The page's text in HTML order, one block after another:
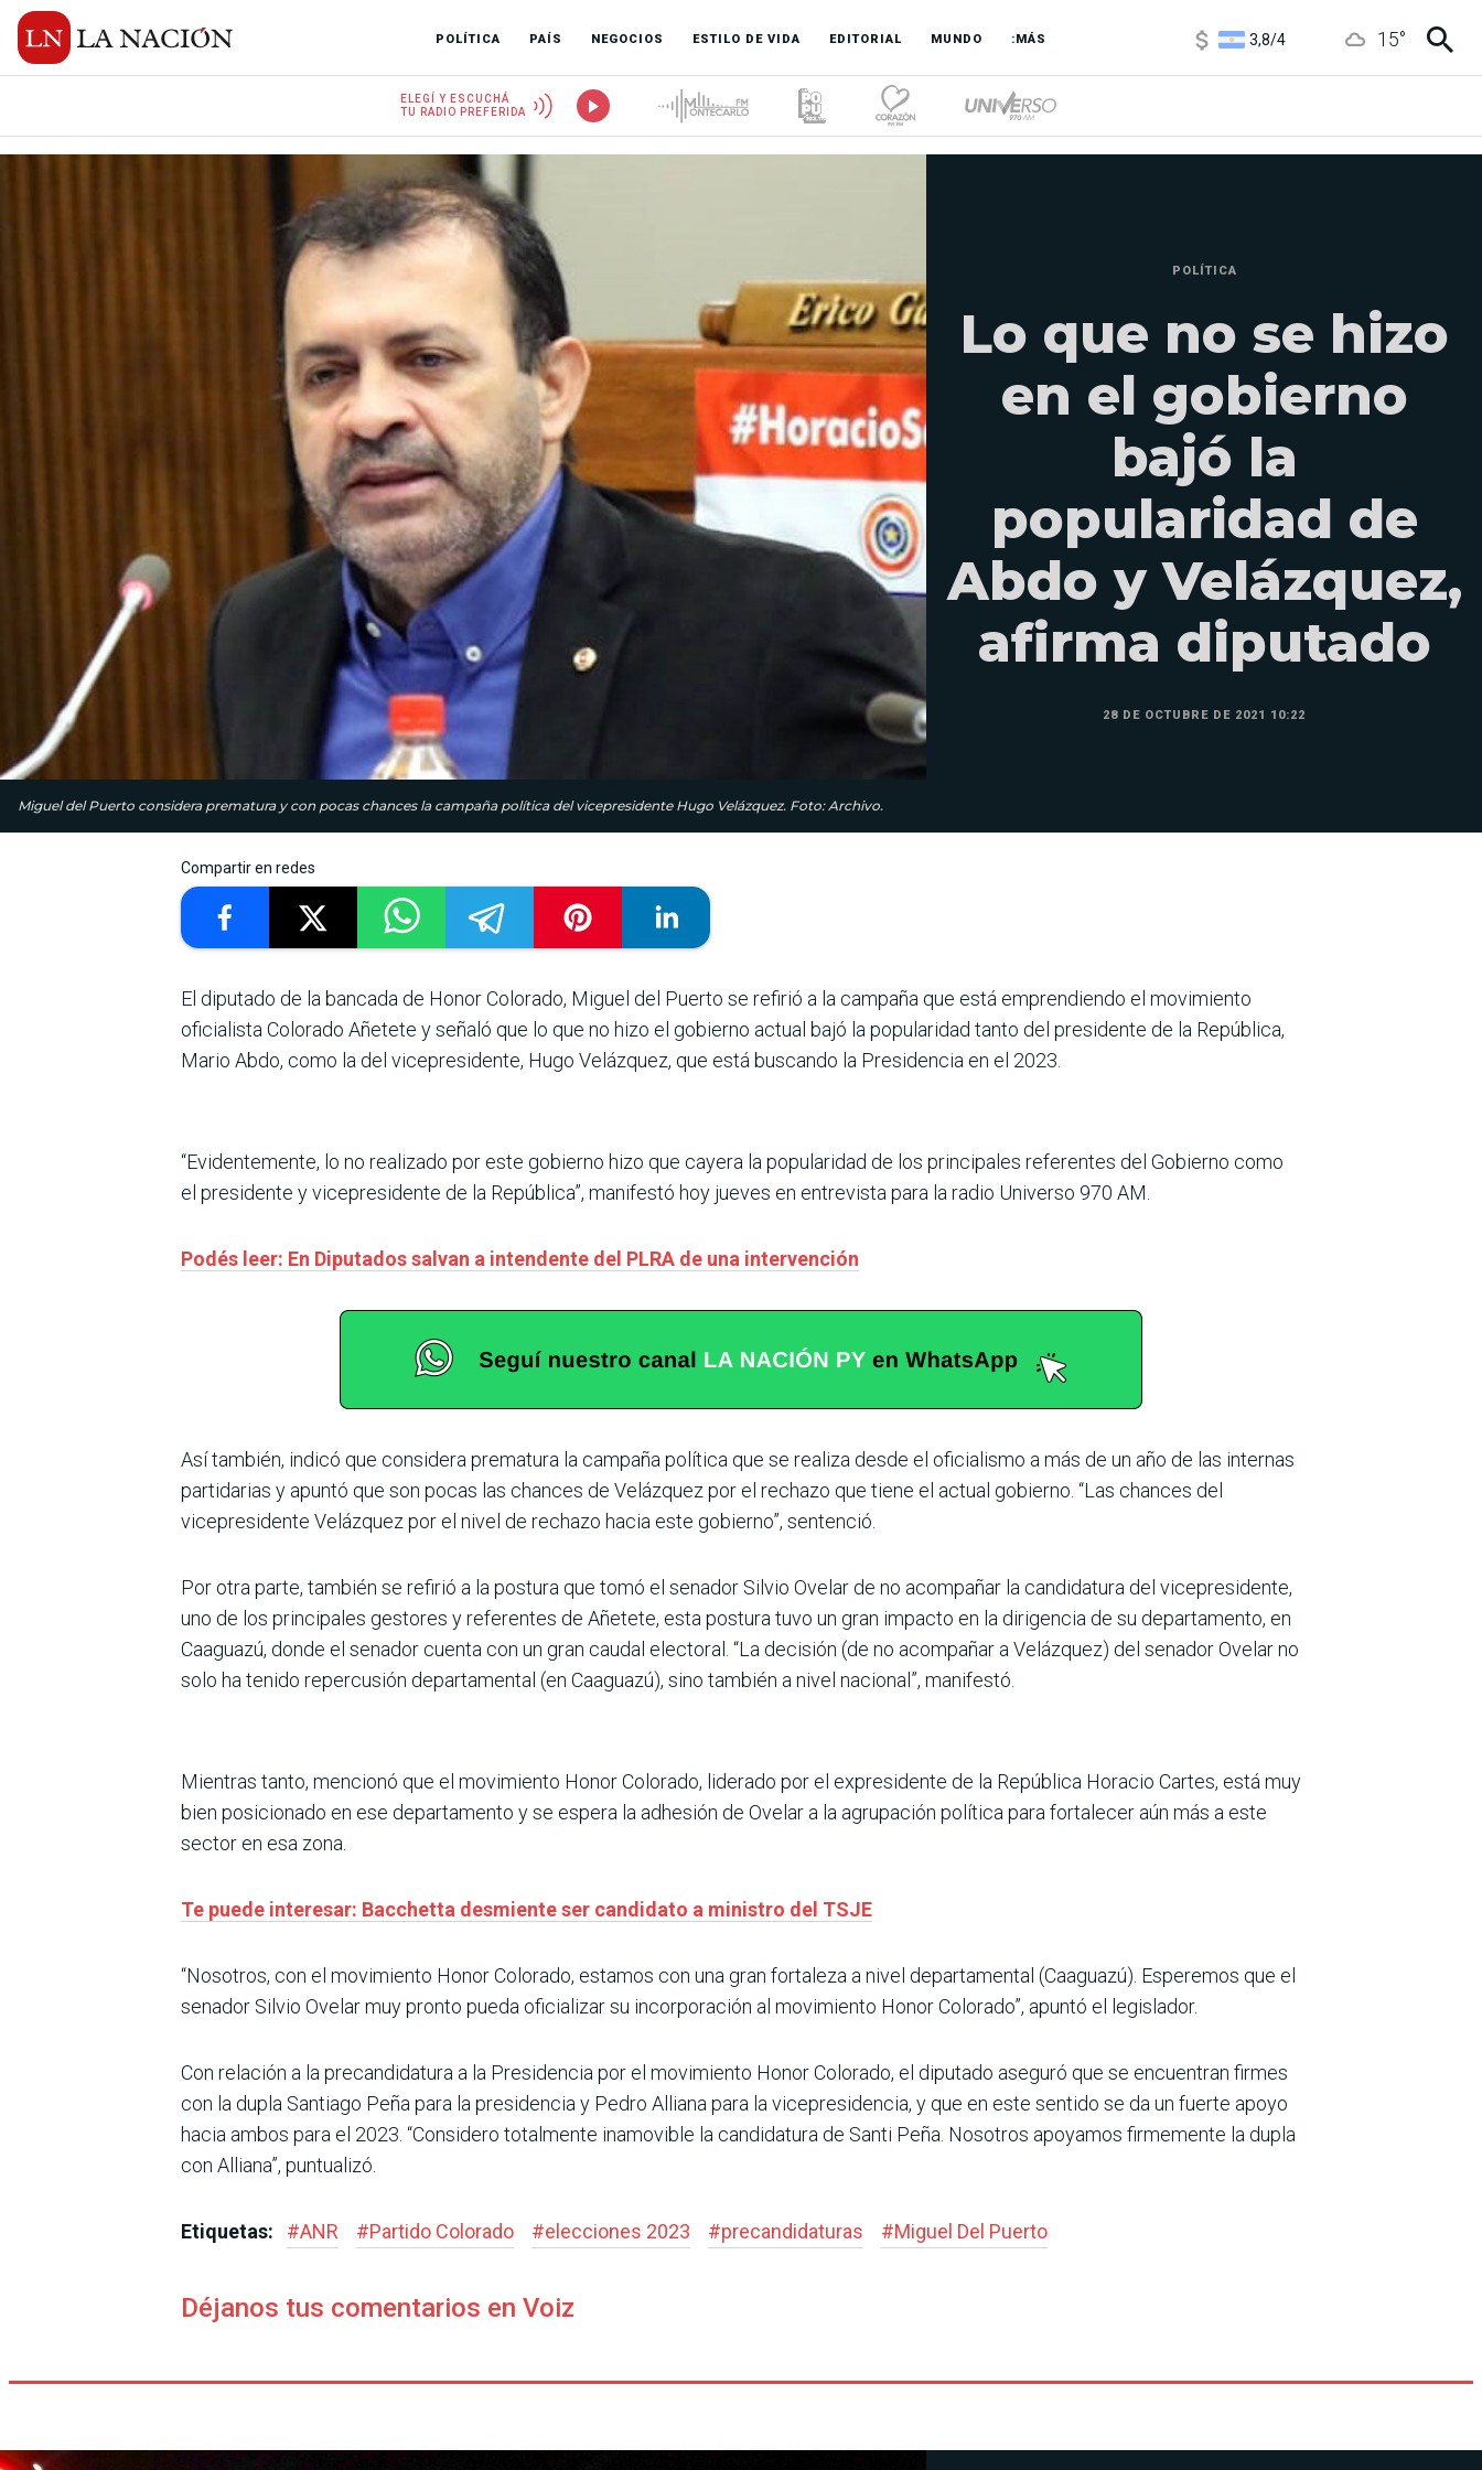
POLÍTICA PAÍS NEGOCIOS ESTILO DE VIDA EDITORIAL MUNDO :MÁS
6850/ 15°
ELEGÍ Y ESCUCHÁ
TU RADIO PREFERIDA
Miguel del Puerto considera prematura y con pocas chances la campaña política del vicepresidente Hugo Velázquez. Foto: Archivo.
POLÍTICA
Lo que no se hizo
en el gobierno
bajó la
popularidad de
Abdo y Velázquez,
afirma diputado
28 DE OCTUBRE DE 2021 10:22
Compartir en redes
El diputado de la bancada de Honor Colorado, Miguel del Puerto se refirió a la campaña que está emprendiendo el movimiento
oficialista Colorado Añetete y señaló que lo que no hizo el gobierno actual bajó la popularidad tanto del presidente de la República,
Mario Abdo, como la del vicepresidente, Hugo Velázquez, que está buscando la Presidencia en el 2023.
“Evidentemente, lo no realizado por este gobierno hizo que cayera la popularidad de los principales referentes del Gobierno como
el presidente y vicepresidente de la República”, manifestó hoy jueves en entrevista para la radio Universo 970 AM.
Podés leer: En Diputados salvan a intendente del PLRA de una intervención
Así también, indicó que considera prematura la campaña política que se realiza desde el oficialismo a más de un año de las internas
partidarias y apuntó que son pocas las chances de Velázquez por el rechazo que tiene el actual gobierno. “Las chances del
vicepresidente Velázquez por el nivel de rechazo hacia este gobierno”, sentenció.
Por otra parte, también se refirió a la postura que tomó el senador Silvio Ovelar de no acompañar la candidatura del vicepresidente,
uno de los principales gestores y referentes de Añetete, esta postura tuvo un gran impacto en la dirigencia de su departamento, en
Caaguazú, donde el senador cuenta con un gran caudal electoral. “La decisión (de no acompañar a Velázquez) del senador Ovelar no
solo ha tenido repercusión departamental (en Caaguazú), sino también a nivel nacional”, manifestó.
Mientras tanto, mencionó que el movimiento Honor Colorado, liderado por el expresidente de la República Horacio Cartes, está muy
bien posicionado en ese departamento y se espera la adhesión de Ovelar a la agrupación política para fortalecer aún más a este
sector en esa zona.
Te puede interesar: Bacchetta desmiente ser candidato a ministro del TSJE
“Nosotros, con el movimiento Honor Colorado, estamos con una gran fortaleza a nivel departamental (Caaguazú). Esperemos que el
senador Silvio Ovelar muy pronto pueda oficializar su incorporación al movimiento Honor Colorado”, apuntó el legislador.
Con relación a la precandidatura a la Presidencia por el movimiento Honor Colorado, el diputado aseguró que se encuentran firmes
con la dupla Santiago Peña para la presidencia y Pedro Alliana para la vicepresidencia, y que en este sentido se da un fuerte apoyo
hacia ambos para el 2023. “Considero totalmente inamovible la candidatura de Santi Peña. Nosotros apoyamos firmemente la dupla
con Alliana”, puntualizó.
Etiquetas: #ANR #Partido Colorado #elecciones 2023 #precandidaturas #Miguel Del Puerto
Déjanos tus comentarios en Voiz